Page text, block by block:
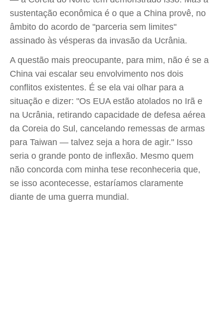
sustentação econômica é o que a China provê, no
âmbito do acordo de "parceria sem limites"
assinado às vésperas da invasão da Ucrânia.
A questão mais preocupante, para mim, não é se a
China vai escalar seu envolvimento nos dois
conflitos existentes. É se ela vai olhar para a
situação e dizer: "Os EUA estão atolados no Irã e
na Ucrânia, retirando capacidade de defesa aérea
da Coreia do Sul, cancelando remessas de armas
para Taiwan — talvez seja a hora de agir." Isso
seria o grande ponto de inflexão. Mesmo quem
não concorda com minha tese reconheceria que,
se isso acontecesse, estaríamos claramente
diante de uma guerra mundial.